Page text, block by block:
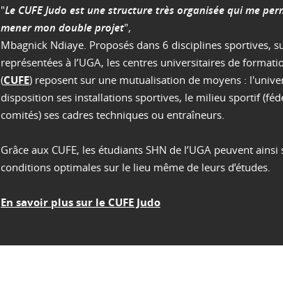
"Le CUFE Judo est une structure très organisée qui me
mener mon double projet",
Mbagnick Ndiaye. Proposés dans 6 disciplines sportives,
représentées à l’UGA, les centres universitaires de
(CUFE) reposent sur une mutualisation de moyens :
disposition ses installations sportives, le milieu sportif
comités) ses cadres techniques ou entraîneurs.
Grâce aux CUFE, les étudiants SHN de l’UGA peuvent ainsi
conditions optimales sur le lieu même de leurs d’études.
En savoir plus sur le CUFE Judo